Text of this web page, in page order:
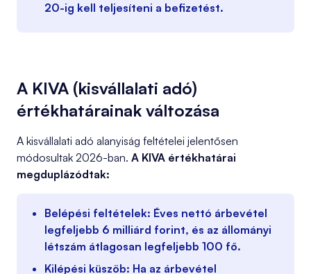
20-ig kell teljesíteni a befizetést.
A KIVA (kisvállalati adó)
értékhatárainak változása
A kisvállalati adó alanyiság feltételei jelentősen
módosultak 2026-ban. A KIVA értékhatárai
megduplázódtak:
Belépési feltételek: Éves nettó árbevétel
legfeljebb 6 milliárd forint, és az állományi
létszám átlagosan legfeljebb 100 fő.
Kilépési küszöb: Ha az árbevétel